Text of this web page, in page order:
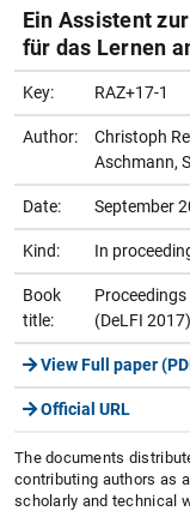
Ein Assistent
für das Lernen
Key: RAZ+17-1
Author:
Christoph
Aschmann,
Date: September
Kind: In
Book
title:
(DeLFI 2017)
View Full paper
Official URL
The documents
contributing authors as
scholarly and technical